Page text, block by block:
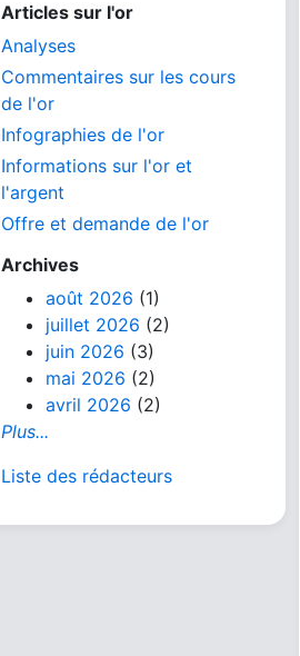
Articles sur l'or
Analyses
Commentaires sur les cours
de l'or
Infographies de l'or
Informations sur l'or et
l'argent
Offre et demande de l'or
Archives
août 2026 (1)
juillet 2026 (2)
juin 2026 (3)
mai 2026 (2)
avril 2026 (2)
Plus...
Liste des rédacteurs